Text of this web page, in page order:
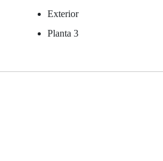
Exterior
Planta 3